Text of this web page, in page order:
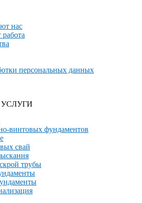
нас
персональных данных
винтовых фундаментов
свай
трубы